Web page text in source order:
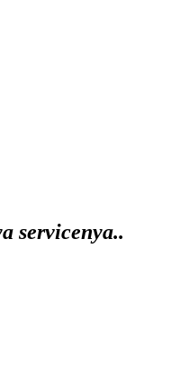
servicenya..